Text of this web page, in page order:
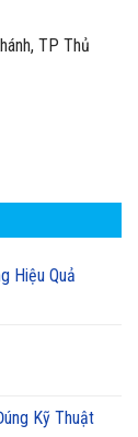
TP Thủ
Hiệu Quả
Kỹ Thuật